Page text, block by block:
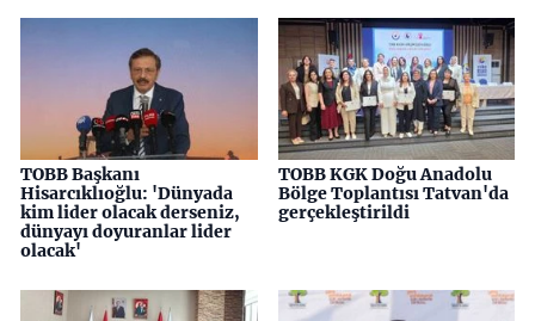
TOBB Başkanı
Hisarcıklıoğlu: 'Dünyada
kim lider olacak derseniz,
dünyayı doyuranlar lider
olacak'
TOBB KGK Doğu Anadolu
Bölge Toplantısı Tatvan'da
gerçekleştirildi